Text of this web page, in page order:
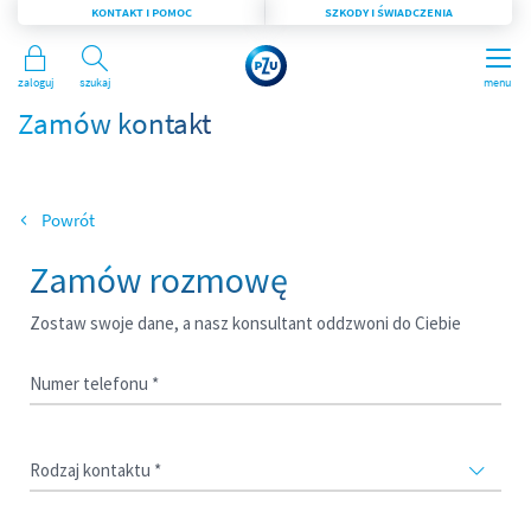
menu
Szukaj
KONTAKT I POMOC SZKODY I ŚWIADCZENIA
Zaloguj
Zamów kontakt
Wróć